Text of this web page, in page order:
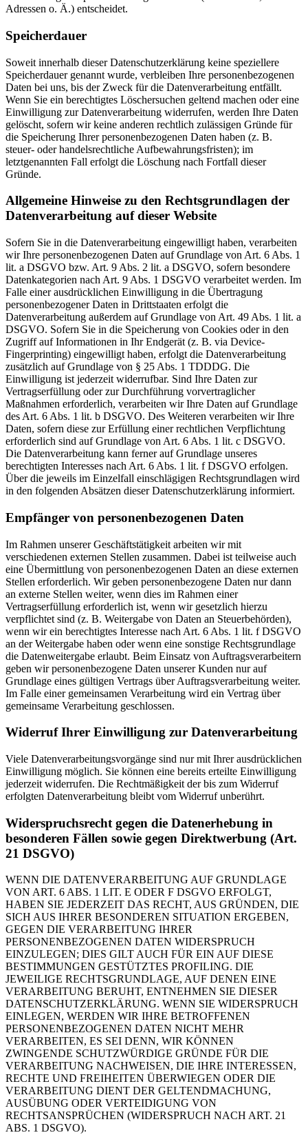
Adressen o. Ä.) entscheidet.
Speicherdauer
Soweit innerhalb dieser Datenschutzerklärung keine speziellere
Speicherdauer genannt wurde, verbleiben Ihre personenbezogenen
Daten bei uns, bis der Zweck für die Datenverarbeitung entfällt.
Wenn Sie ein berechtigtes Löschersuchen geltend machen oder eine
Einwilligung zur Datenverarbeitung widerrufen, werden Ihre Daten
gelöscht, sofern wir keine anderen rechtlich zulässigen Gründe für
die Speicherung Ihrer personenbezogenen Daten haben (z. B.
steuer- oder handelsrechtliche Aufbewahrungsfristen); im
letztgenannten Fall erfolgt die Löschung nach Fortfall dieser
Gründe.
Allgemeine Hinweise zu den Rechtsgrundlagen der
Datenverarbeitung auf dieser Website
Sofern Sie in die Datenverarbeitung eingewilligt haben, verarbeiten
wir Ihre personenbezogenen Daten auf Grundlage von Art. 6 Abs. 1
lit. a DSGVO bzw. Art. 9 Abs. 2 lit. a DSGVO, sofern besondere
Datenkategorien nach Art. 9 Abs. 1 DSGVO verarbeitet werden. Im
Falle einer ausdrücklichen Einwilligung in die Übertragung
personenbezogener Daten in Drittstaaten erfolgt die
Datenverarbeitung außerdem auf Grundlage von Art. 49 Abs. 1 lit. a
DSGVO. Sofern Sie in die Speicherung von Cookies oder in den
Zugriff auf Informationen in Ihr Endgerät (z. B. via Device-
Fingerprinting) eingewilligt haben, erfolgt die Datenverarbeitung
zusätzlich auf Grundlage von § 25 Abs. 1 TDDDG. Die
Einwilligung ist jederzeit widerrufbar. Sind Ihre Daten zur
Vertragserfüllung oder zur Durchführung vorvertraglicher
Maßnahmen erforderlich, verarbeiten wir Ihre Daten auf Grundlage
des Art. 6 Abs. 1 lit. b DSGVO. Des Weiteren verarbeiten wir Ihre
Daten, sofern diese zur Erfüllung einer rechtlichen Verpflichtung
erforderlich sind auf Grundlage von Art. 6 Abs. 1 lit. c DSGVO.
Die Datenverarbeitung kann ferner auf Grundlage unseres
berechtigten Interesses nach Art. 6 Abs. 1 lit. f DSGVO erfolgen.
Über die jeweils im Einzelfall einschlägigen Rechtsgrundlagen wird
in den folgenden Absätzen dieser Datenschutzerklärung informiert.
Empfänger von personenbezogenen Daten
Im Rahmen unserer Geschäftstätigkeit arbeiten wir mit
verschiedenen externen Stellen zusammen. Dabei ist teilweise auch
eine Übermittlung von personenbezogenen Daten an diese externen
Stellen erforderlich. Wir geben personenbezogene Daten nur dann
an externe Stellen weiter, wenn dies im Rahmen einer
Vertragserfüllung erforderlich ist, wenn wir gesetzlich hierzu
verpflichtet sind (z. B. Weitergabe von Daten an Steuerbehörden),
wenn wir ein berechtigtes Interesse nach Art. 6 Abs. 1 lit. f DSGVO
an der Weitergabe haben oder wenn eine sonstige Rechtsgrundlage
die Datenweitergabe erlaubt. Beim Einsatz von Auftragsverarbeitern
geben wir personenbezogene Daten unserer Kunden nur auf
Grundlage eines gültigen Vertrags über Auftragsverarbeitung weiter.
Im Falle einer gemeinsamen Verarbeitung wird ein Vertrag über
gemeinsame Verarbeitung geschlossen.
Widerruf Ihrer Einwilligung zur Datenverarbeitung
Viele Datenverarbeitungsvorgänge sind nur mit Ihrer ausdrücklichen
Einwilligung möglich. Sie können eine bereits erteilte Einwilligung
jederzeit widerrufen. Die Rechtmäßigkeit der bis zum Widerruf
erfolgten Datenverarbeitung bleibt vom Widerruf unberührt.
Widerspruchsrecht gegen die Datenerhebung in
besonderen Fällen sowie gegen Direktwerbung (Art.
21 DSGVO)
WENN DIE DATENVERARBEITUNG AUF GRUNDLAGE
VON ART. 6 ABS. 1 LIT. E ODER F DSGVO ERFOLGT,
HABEN SIE JEDERZEIT DAS RECHT, AUS GRÜNDEN, DIE
SICH AUS IHRER BESONDEREN SITUATION ERGEBEN,
GEGEN DIE VERARBEITUNG IHRER
PERSONENBEZOGENEN DATEN WIDERSPRUCH
EINZULEGEN; DIES GILT AUCH FÜR EIN AUF DIESE
BESTIMMUNGEN GESTÜTZTES PROFILING. DIE
JEWEILIGE RECHTSGRUNDLAGE, AUF DENEN EINE
VERARBEITUNG BERUHT, ENTNEHMEN SIE DIESER
DATENSCHUTZERKLÄRUNG. WENN SIE WIDERSPRUCH
EINLEGEN, WERDEN WIR IHRE BETROFFENEN
PERSONENBEZOGENEN DATEN NICHT MEHR
VERARBEITEN, ES SEI DENN, WIR KÖNNEN
ZWINGENDE SCHUTZWÜRDIGE GRÜNDE FÜR DIE
VERARBEITUNG NACHWEISEN, DIE IHRE INTERESSEN,
RECHTE UND FREIHEITEN ÜBERWIEGEN ODER DIE
VERARBEITUNG DIENT DER GELTENDMACHUNG,
AUSÜBUNG ODER VERTEIDIGUNG VON
RECHTSANSPRÜCHEN (WIDERSPRUCH NACH ART. 21
ABS. 1 DSGVO).